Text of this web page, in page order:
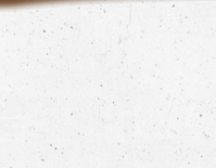
waren